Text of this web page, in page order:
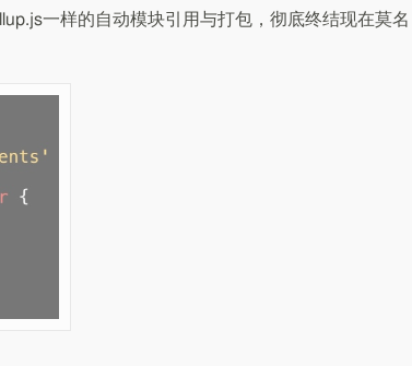
一样的自动模块引用与打包，彻底终结现在莫名